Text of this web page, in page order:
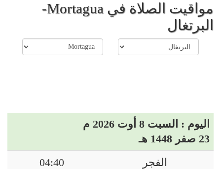
مواقيت الصلاة في Mortagua-
البرتغال
اليوم : السبت 8 أوت 2026 م
23 صفر 1448 هـ
الفجر
04:40